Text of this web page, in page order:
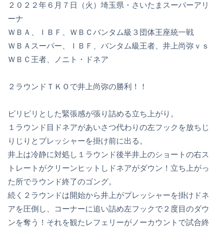
２０２２年６月７日（火）埼玉県・さいたまスーパーアリ
ーナ
ＷＢＡ、ＩＢＦ、ＷＢＣバンタム級３団体王座統一戦
ＷＢＡスーパー、ＩＢＦ、バンタム級王者、井上尚弥ｖｓ
ＷＢＣ王者、ノニト・ドネア
２ラウンドＴＫＯで井上尚弥の勝利！！
ピリピリとした緊張感が張り詰める立ち上がり。
１ラウンド目ドネアがあいさつ代わりの左フックを放ちじ
りじりとプレッシャーを掛け前に出る。
井上は冷静に対処し１ラウンド後半井上のショートの右ス
トレートがクリーンヒットしドネアがダウン！立ち上がっ
た所でラウンド終了のゴング。
続く２ラウンドは開始から井上がプレッシャーを掛けドネ
アを圧倒し、コーナーに追い詰め左フックで２度目のダウ
ンを奪う！それを観たレフェリーがノーカウントで試合終